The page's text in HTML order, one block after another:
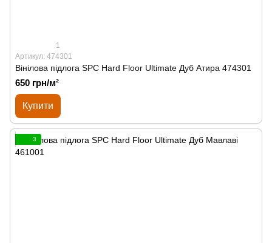
1
Артикул: 474301
Вінілова підлога SPС Hard Floor Ultimate Дуб Атира 474301
650 грн/м²
Купити
3